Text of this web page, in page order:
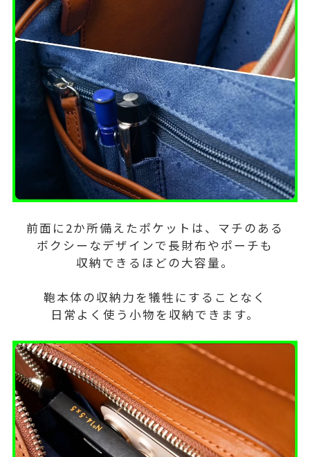
前面に2か所備えたポケットは、マチのある
ボクシーなデザインで長財布やポーチも
収納できるほどの大容量。
鞄本体の収納力を犠牲にすることなく
日常よく使う小物を収納できます。